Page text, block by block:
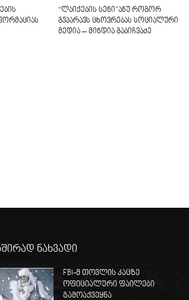
“ლაიქების სენი”ანუ როგორ
გვპარავს ცხოვრებას სოციალური
მედია – მინდია გაბიჩვაძე
ნახვადი
FBI-მ თოვლის კაცზე
ოფიციალური ფაილები
გამოაქვეყნა